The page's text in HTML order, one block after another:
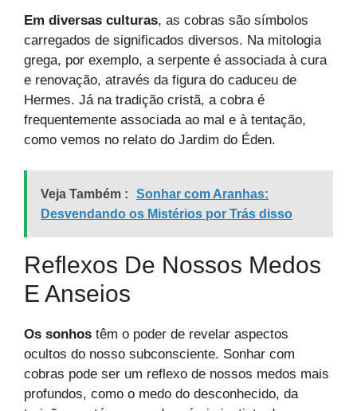
Em diversas culturas, as cobras são símbolos
carregados de significados diversos. Na mitologia
grega, por exemplo, a serpente é associada à cura
e renovação, através da figura do caduceu de
Hermes. Já na tradição cristã, a cobra é
frequentemente associada ao mal e à tentação,
como vemos no relato do Jardim do Éden.
Veja Também :
Sonhar com Aranhas:
Desvendando os Mistérios por Trás disso
Reflexos De Nossos Medos
E Anseios
Os sonhos têm o poder de revelar aspectos
ocultos do nosso subconsciente. Sonhar com
cobras pode ser um reflexo de nossos medos mais
profundos, como o medo do desconhecido, da